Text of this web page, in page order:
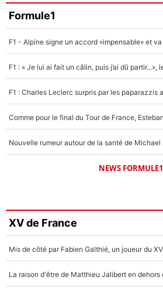
Formule1
NEWS FORMULE1
XV de France